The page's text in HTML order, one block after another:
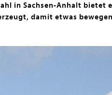
in Sachsen-Anhalt bietet
damit etwas